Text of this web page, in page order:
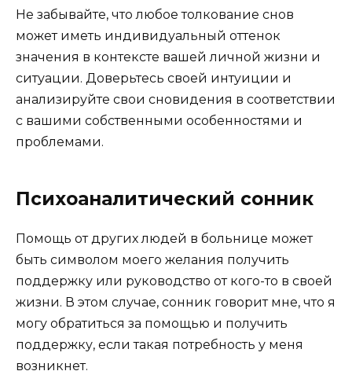
Не забывайте, что любое толкование снов
может иметь индивидуальный оттенок
значения в контексте вашей личной жизни и
ситуации. Доверьтесь своей интуиции и
анализируйте свои сновидения в соответствии
с вашими собственными особенностями и
проблемами.
Психоаналитический сонник
Помощь от других людей в больнице может
быть символом моего желания получить
поддержку или руководство от кого-то в своей
жизни. В этом случае, сонник говорит мне, что я
могу обратиться за помощью и получить
поддержку, если такая потребность у меня
возникнет.